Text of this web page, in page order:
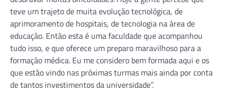
teve um trajeto de muita evolução tecnológica, de
aprimoramento de hospitais, de tecnologia na área de
educação. Então esta é uma faculdade que acompanhou
tudo isso, e que oferece um preparo maravilhoso para a
formação médica. Eu me considero bem formada aqui e os
que estão vindo nas próximas turmas mais ainda por conta
de tantos investimentos da universidade”.